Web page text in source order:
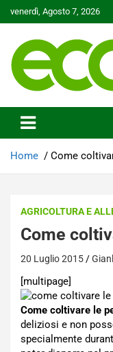
to
venerdì, Agosto 7, 2026
Ecoo.it
Home Come
AGRICOLTURA E
Come
20 Luglio 2015
[multipage]
Come coltivare le
deliziosi e non
specialmente